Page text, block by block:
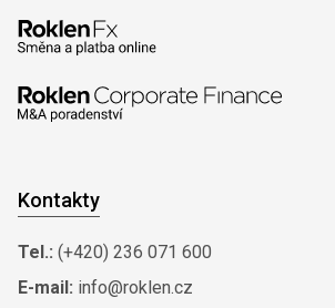
Kontakty
Tel.: (+420) 236 071 600
E-mail: info@roklen.cz